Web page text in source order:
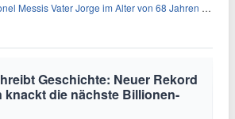
Messis Vater Jorge im Alter von 68 Jahren gestorben
Geschichte: Neuer Rekord
knackt die nächste Billionen-